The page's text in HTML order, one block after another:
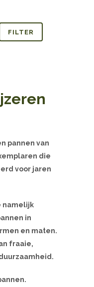
FILTER
pannen van
die
voor jaren
namelijk
in
en maten.
fraaie,